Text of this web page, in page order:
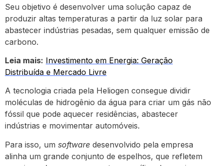
Seu objetivo é desenvolver uma solução capaz de
produzir altas temperaturas a partir da luz solar para
abastecer indústrias pesadas, sem qualquer emissão de
carbono.
Leia mais: Investimento em Energia: Geração
Distribuída e Mercado Livre
A tecnologia criada pela Heliogen consegue dividir
moléculas de hidrogênio da água para criar um gás não
fóssil que pode aquecer residências, abastecer
indústrias e movimentar automóveis.
Para isso, um software desenvolvido pela empresa
alinha um grande conjunto de espelhos, que refletem